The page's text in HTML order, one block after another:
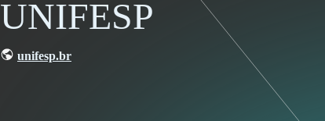
UNIFESP
unifesp.br